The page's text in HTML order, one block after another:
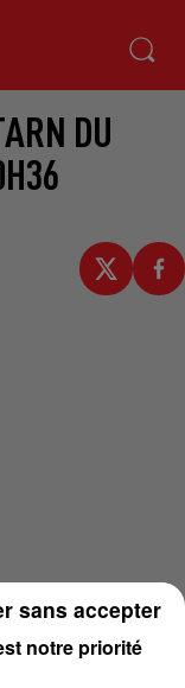
DU
notre priorité
sans accepter